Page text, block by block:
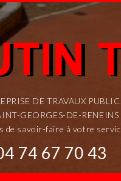
DE TRAVAUX
GEORGES-DE-RENEINS
de savoir-faire à votre
74 67 70 43